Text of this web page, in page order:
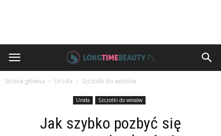
Strona główna Uroda Szczotki do włosów
Uroda Szczotki do włosów
Jak szybko pozbyć się